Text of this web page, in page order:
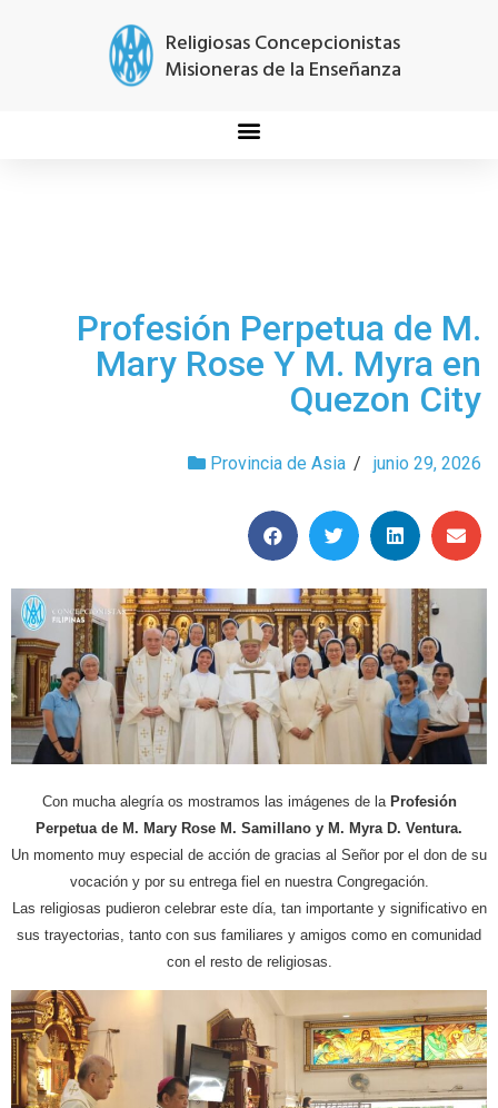
Religiosas Concepcionistas
Misioneras de la Enseñanza
Profesión Perpetua de M.
Mary Rose Y M. Myra en
Quezon City
Provincia de Asia / junio 29, 2026
Con mucha alegría os mostramos las imágenes de la Profesión
Perpetua de M. Mary Rose M. Samillano y M. Myra D. Ventura.
Un momento muy especial de acción de gracias al Señor por el don de su
vocación y por su entrega fiel en nuestra Congregación.
Las religiosas pudieron celebrar este día, tan importante y significativo en
sus trayectorias, tanto con sus familiares y amigos como en comunidad
con el resto de religiosas.